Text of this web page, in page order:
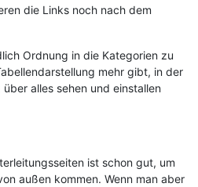
die Links noch nach dem
Ordnung in die Kategorien zu
mehr gibt, in der
alles sehen und einstallen
ist schon gut, um
außen kommen. Wenn man aber